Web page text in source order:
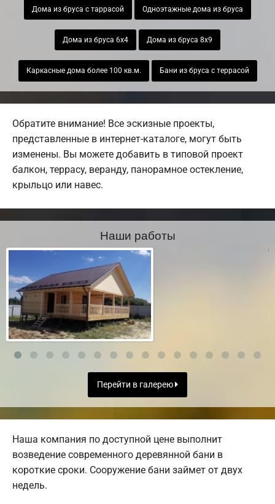
Дома из бруса с таррасой Одноэтажные дома из бруса
Дома из бруса 6х4 Дома из бруса 8х9
Каркасные дома более 100 кв.м. Бани из бруса с террасой
Обратите внимание! Все эскизные проекты,
представленные в интернет-каталоге, могут быть
изменены. Вы можете добавить в типовой проект
балкон, террасу, веранду, панорамное остекление,
крыльцо или навес.
Наши работы
Перейти в галерею
Наша компания по доступной цене выполнит
возведение современного деревянной бани в
короткие сроки. Сооружение бани займет от двух
недель.